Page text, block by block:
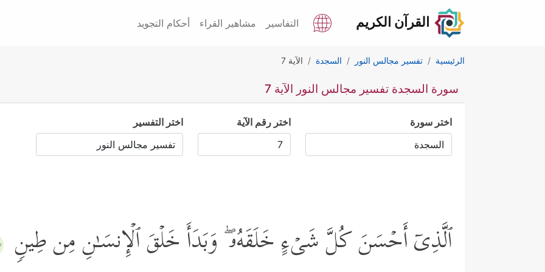
القرآن الكريم التفاسير مشاهير القراء أحكام التجويد
الرئيسية تفسير مجالس النور السجدة الآية 7
سورة السجدة تفسير مجالس النور الآية 7
اختر سورة اختر رقم الآية اختر التفسير
ٱلَّذِیۤ أَحۡسَنَ كُلَّ شَیۡءٍ خَلَقَهُۥ ۖ وَبَدَأَ خَلۡقَ ٱلۡإِنسَـٰنِ مِن طِینࣲ